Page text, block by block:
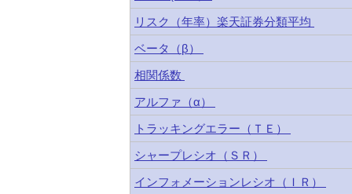
リスク（年率）楽天証券分類平均
ベータ（β）
相関係数
アルファ（α）
トラッキングエラー（ＴＥ）
シャープレシオ（ＳＲ）
インフォメーションレシオ（ＩＲ）